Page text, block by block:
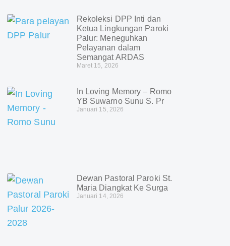
Rekoleksi DPP Inti dan
Ketua Lingkungan Paroki
Palur: Meneguhkan
Pelayanan dalam
Semangat ARDAS
Maret 15, 2026
In Loving Memory – Romo
YB Suwarno Sunu S. Pr
Januari 15, 2026
Dewan Pastoral Paroki St.
Maria Diangkat Ke Surga
Januari 14, 2026